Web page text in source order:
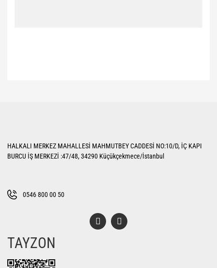
Ürün açıklamasında eksik bilgiler bulunuyor.
Bu ürüne benzer farklı alternatifler olmalı.
HALKALI MERKEZ MAHALLESİ MAHMUTBEY CADDESİ NO:10/D, İÇ KAPI
BURCU İŞ MERKEZİ :47/48, 34290 Küçükçekmece/İstanbul
0546 800 00 50
TAYZON